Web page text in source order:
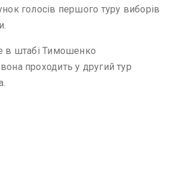
голосів першого туру виборів
в штабі Тимошенко
проходить у другий тур